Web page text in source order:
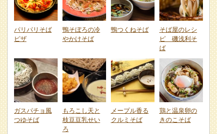
パリパリそば
ピザ
鴨そぼろの冷
やかけそば
鴨つくねそば
そば屋のレシ
ピ 磯浅利そ
ば
ガスパチョ風
つゆそば
もろこし天と
枝豆豆乳せい
ろ
メープル香る
クルミそば
鶏と温泉卵の
きのこそば